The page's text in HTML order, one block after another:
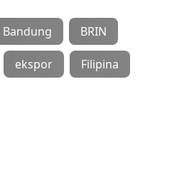
Bandung BRIN
ekspor Filipina